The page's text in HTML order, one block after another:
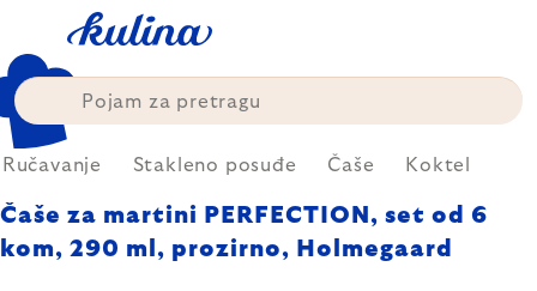
content
Ručavanje Stakleno posuđe Čaše Koktel
Čaše za martini PERFECTION, set od 6
kom, 290 ml, prozirno, Holmegaard